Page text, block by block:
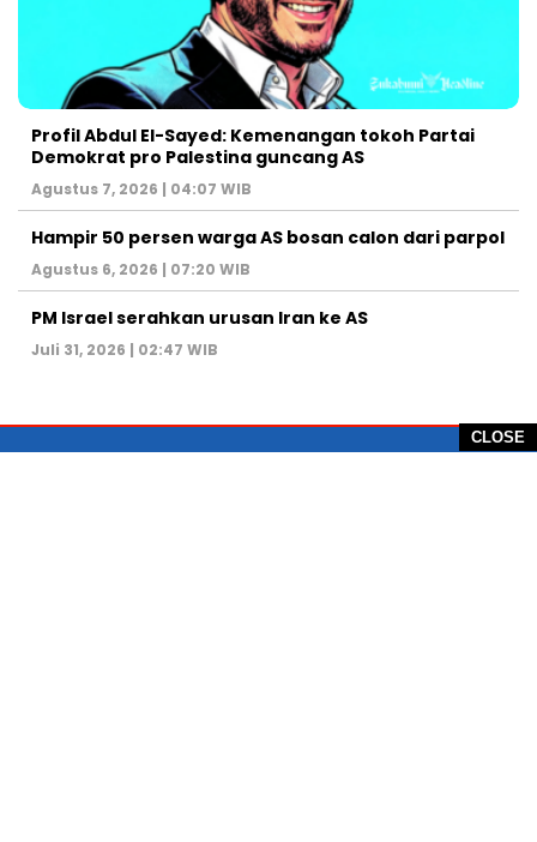
CLOSE
Profil Abdul El-Sayed: Kemenangan tokoh Partai
Demokrat pro Palestina guncang AS
Agustus 7, 2026 | 04:07 WIB
Hampir 50 persen warga AS bosan calon dari parpol
Agustus 6, 2026 | 07:20 WIB
PM Israel serahkan urusan Iran ke AS
Juli 31, 2026 | 02:47 WIB